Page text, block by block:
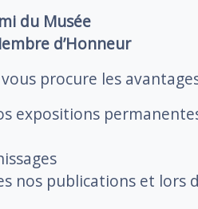
du Musée
d’Honneur
procure les
expositions
nos publications et lors